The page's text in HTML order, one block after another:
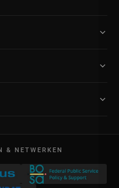
& NETWERKEN